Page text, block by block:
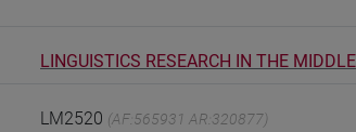
LINGUISTICS RESEARCH IN THE
LM2520 (AF:565931 AR:320877)